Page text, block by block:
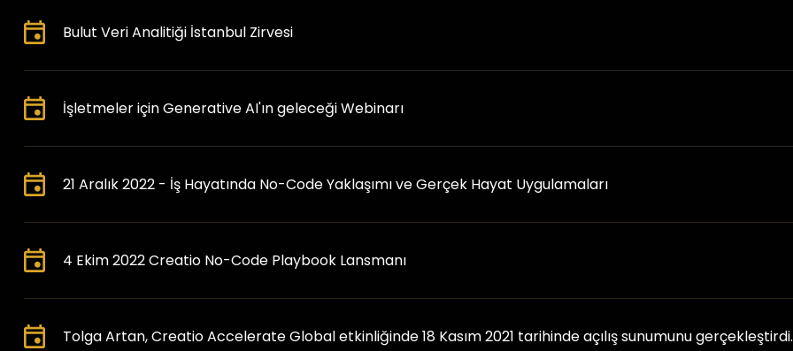
Bulut Veri Analitiği İstanbul Zirvesi
İşletmeler için Generative AI'ın geleceği Webinarı
21 Aralık 2022 - İş Hayatında No-Code Yaklaşımı ve Gerçek Hayat Uygulamaları
4 Ekim 2022 Creatio No-Code Playbook Lansmanı
Tolga Artan, Creatio Accelerate Global etkinliğinde 18 Kasım 2021 tarihinde açılış sunumunu gerçekleştirdi.